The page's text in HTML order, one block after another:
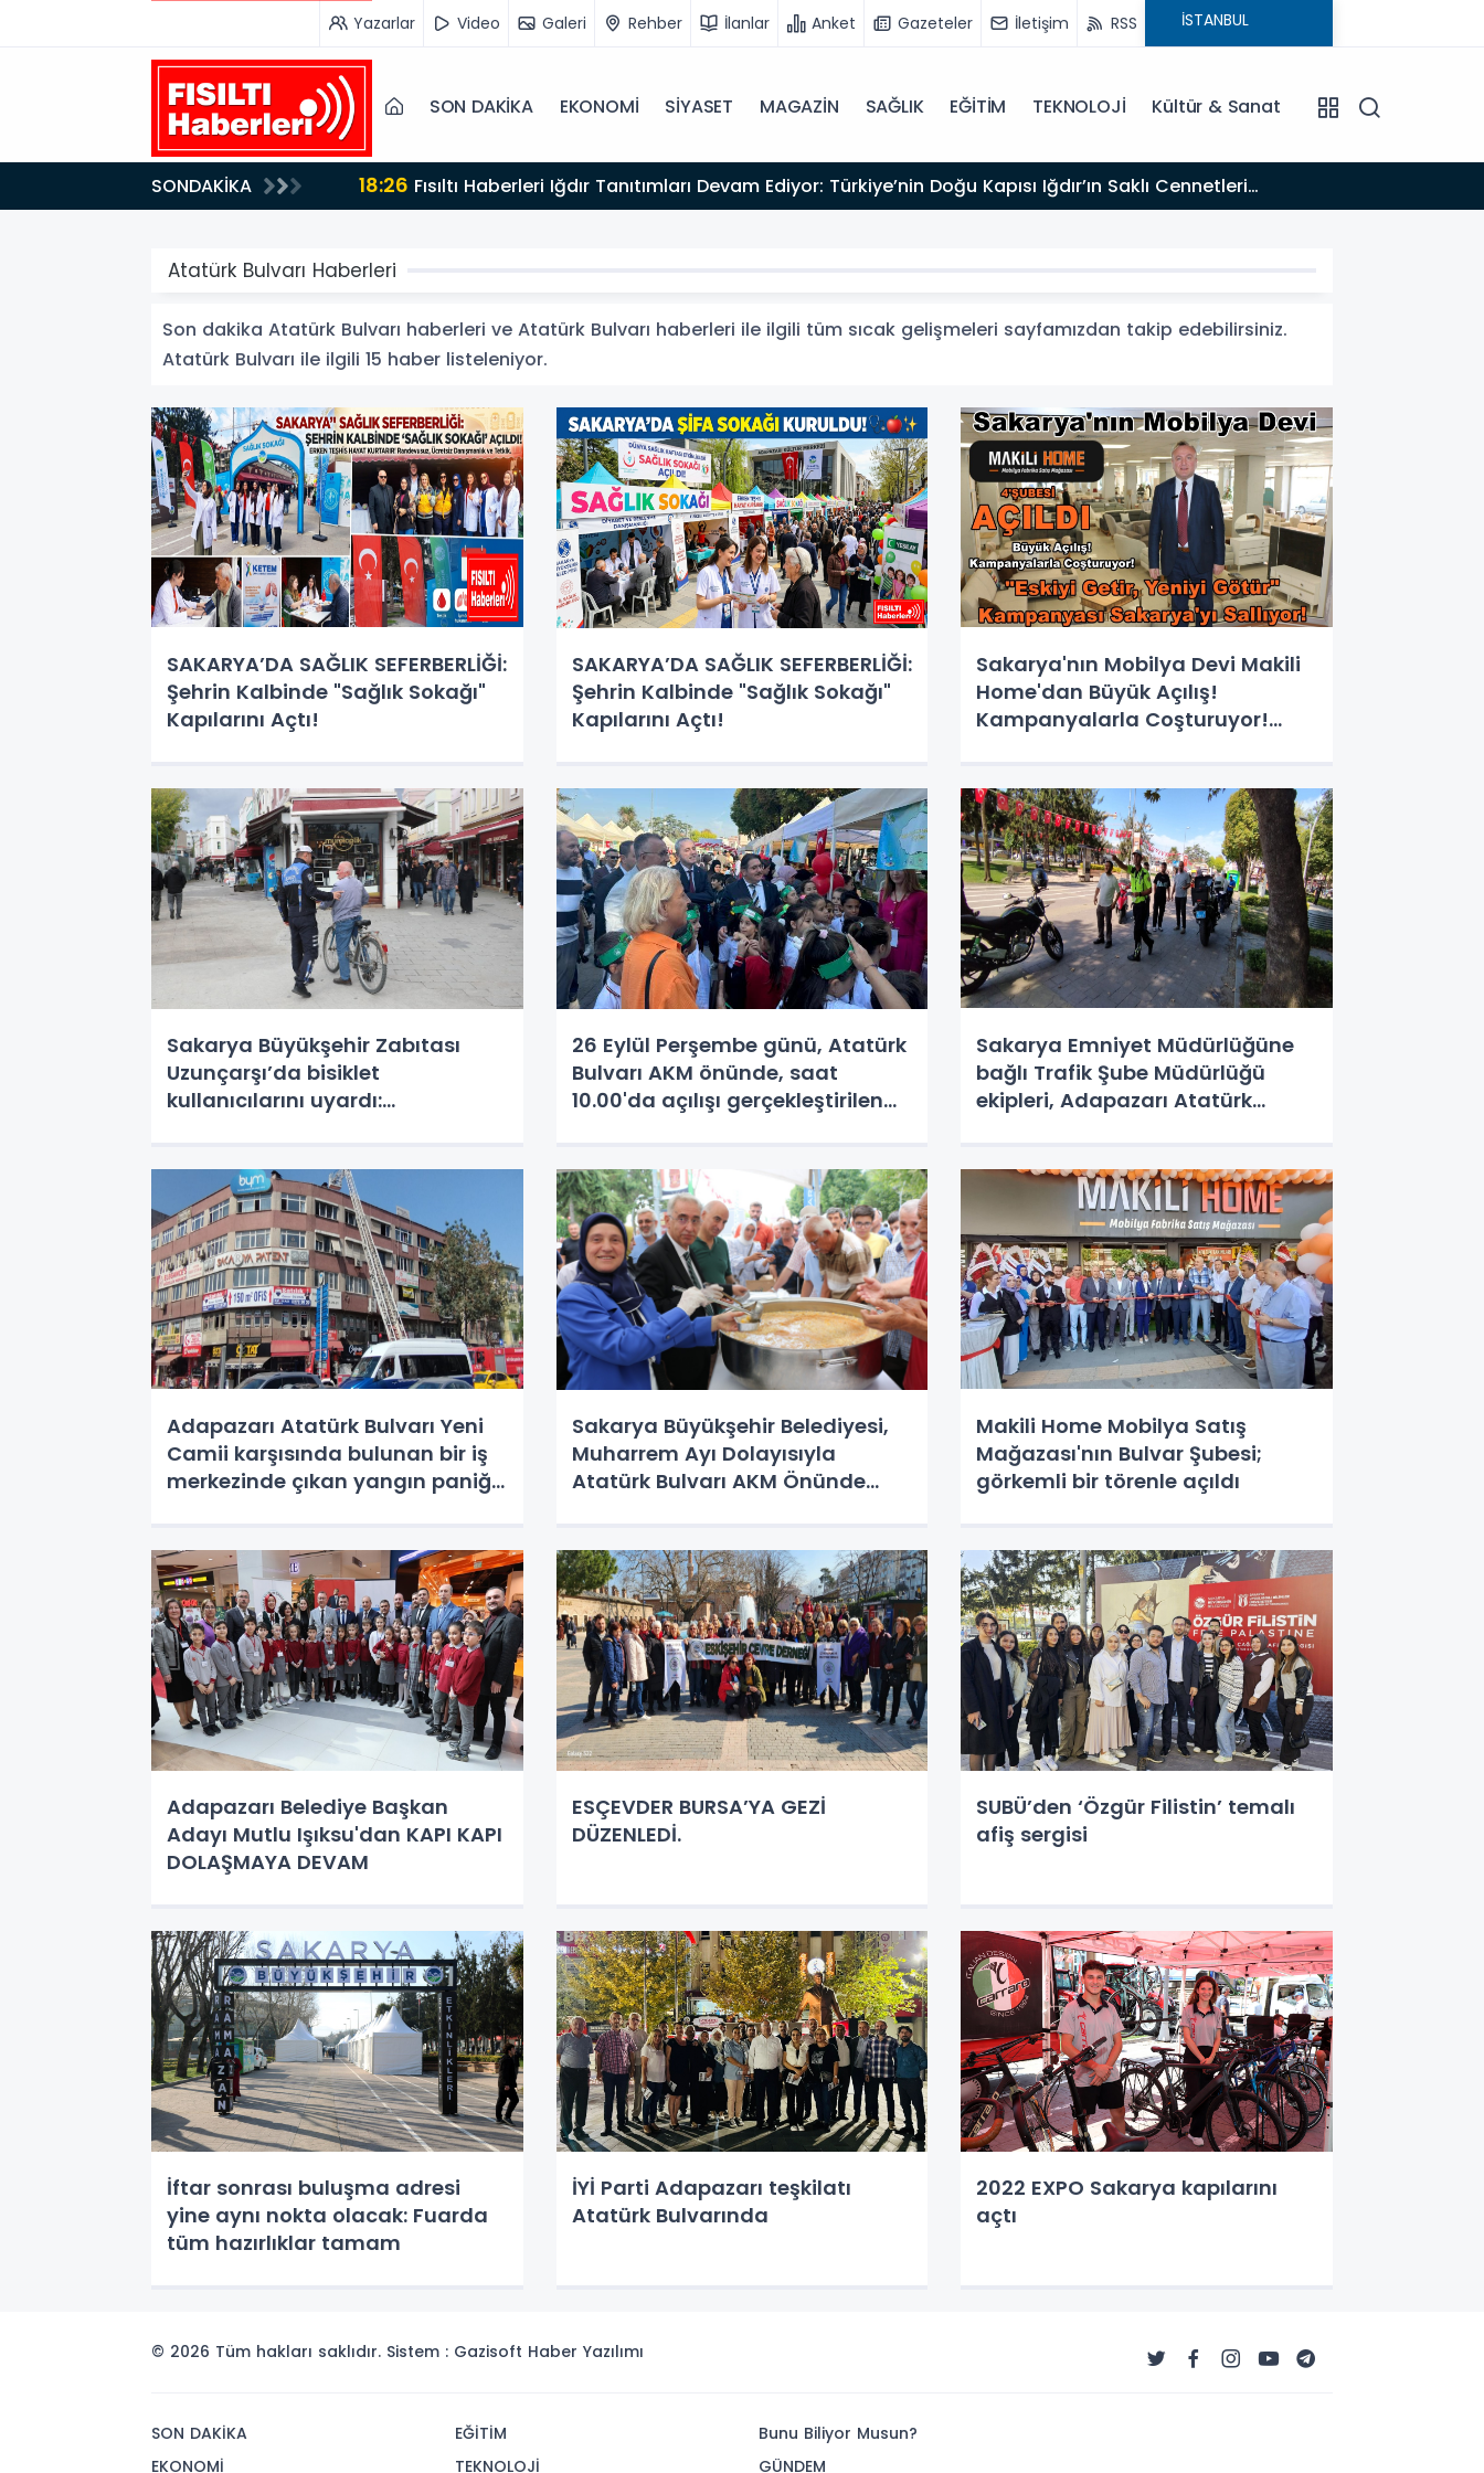
Yazarlar Video Galeri Rehber İlanlar Anket Gazeteler İletişim RSS
SON DAKİKA EKONOMİ SİYASET MAGAZİN SAĞLIK EĞİTİM TEKNOLOJİ Kültür & Sanat
SONDAKİKA 17:47 Türk Tiyatrosu ve Edebiyatı Büyük Bir Değerini Kaybetti: Bilgesu Erenus’u Son Yolculuğuna Uğurluyoruz
Atatürk Bulvarı Haberleri
Son dakika Atatürk Bulvarı haberleri ve Atatürk Bulvarı haberleri ile ilgili tüm sıcak gelişmeleri sayfamızdan takip edebilirsiniz.
Atatürk Bulvarı ile ilgili 15 haber listeleniyor.
SAKARYA’DA SAĞLIK SEFERBERLİĞİ:
Şehrin Kalbinde "Sağlık Sokağı"
Kapılarını Açtı!
SAKARYA’DA SAĞLIK SEFERBERLİĞİ:
Şehrin Kalbinde "Sağlık Sokağı"
Kapılarını Açtı!
Sakarya'nın Mobilya Devi Makili
Home'dan Büyük Açılış!
Kampanyalarla Coşturuyor!
Sakarya Büyükşehir Zabıtası
Uzunçarşı’da bisiklet
kullanıcılarını uyardı:
26 Eylül Perşembe günü, Atatürk
Bulvarı AKM önünde, saat
10.00'da açılışı gerçekleştirilen
sona erdi.
Sakarya Emniyet Müdürlüğüne
bağlı Trafik Şube Müdürlüğü
ekipleri, Adapazarı Atatürk
uygulama yaptı.
Adapazarı Atatürk Bulvarı Yeni
Camii karşısında bulunan bir iş
merkezinde çıkan yangın paniğe
müdahalesiyle söndürüldü.
Sakarya Büyükşehir Belediyesi,
Muharrem Ayı Dolayısıyla
Atatürk Bulvarı AKM Önünde
Makili Home Mobilya Satış
Mağazası'nın Bulvar Şubesi;
görkemli bir törenle açıldı
Adapazarı Belediye Başkan
Adayı Mutlu Işıksu'dan KAPI KAPI
DOLAŞMAYA DEVAM
ESÇEVDER BURSA’YA GEZİ
DÜZENLEDİ.
SUBÜ’den ‘Özgür Filistin’ temalı
afiş sergisi
İftar sonrası buluşma adresi
yine aynı nokta olacak: Fuarda
tüm hazırlıklar tamam
İYİ Parti Adapazarı teşkilatı
Atatürk Bulvarında
2022 EXPO Sakarya kapılarını
açtı
© 2026 Tüm hakları saklıdır. Sistem : Gazisoft Haber Yazılımı
SON DAKİKA
EKONOMİ
EĞİTİM
TEKNOLOJİ
Bunu Biliyor Musun?
GÜNDEM